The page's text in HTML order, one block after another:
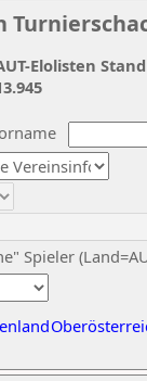
Spieler
Elolisten